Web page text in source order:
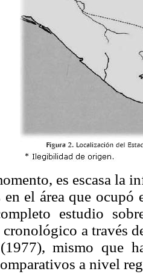
es escasa la
en el área que
estudio
a través
mismo que
a nivel